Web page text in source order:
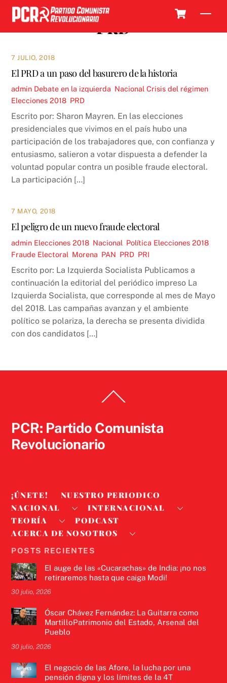
Skip
content
PRD
7 JULIO, 2018
El PRD a un paso del basurero de la historia
admin Debate en la izquierda Nacional Crisis del régimen
Elecciones 2018 PRD
Escrito por: Sharon Mayren. En las elecciones
presidenciales que vivimos en el país hubo una
participación de los trabajadores que, con confianza y
entusiasmo, salieron a votar dispuesta a defender la
voluntad popular contra un posible fraude electoral.
La participación […]
7 MAYO, 2018
El peligro de un nuevo fraude electoral
admin Elecciones 2018 Nacional Política Elecciones 2018
Fraude Electoral Morena PAN PRD PRI
Escrito por: La Izquierda Socialista Publicamos a
continuación la editorial del periódico impreso La
Izquierda Socialista, que corresponde al mes de Mayo
del 2018. Las campañas avanzan y el ambiente
político se polariza, la derecha se presenta dividida
con dos candidatos […]
To
PCR: Partido Comunista
Revolucionario
¡ÚNETE!
NUESTRO PERIODICO
NACIONAL
INTERNACIONAL
TEORÍA
PODCAST
ACERCA DE NOSOTROS
POSTS RECIENTES
El auge de las «Cucarachas» de India: ¡no nos
retiraremos hasta que caiga Modi!
30 julio, 2026
Óscar Chávez Fernández: La Guitarra como
MartilloPatrimonio del Estado, Arsenal del
Pueblo
30 julio, 2026
El negocio de las Afore, la lucha por una
pensión digna y los límites de la 4T